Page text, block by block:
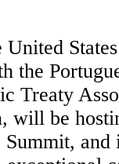
the
Treaty
will be
Summit,